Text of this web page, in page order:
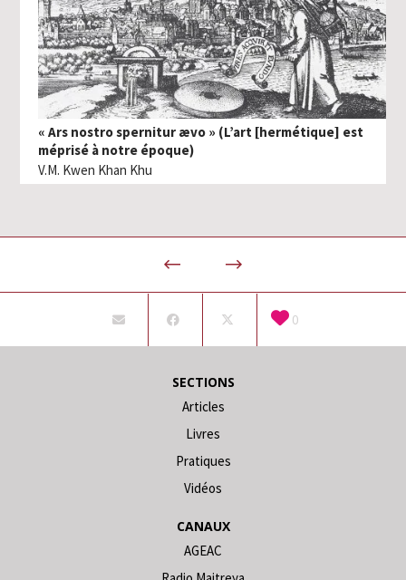
« Ars nostro spernitur ævo » (L’art [hermétique] est
méprisé à notre époque)
V.M. Kwen Khan Khu
0
SECTIONS
Articles
Livres
Pratiques
Vidéos
CANAUX
AGEAC